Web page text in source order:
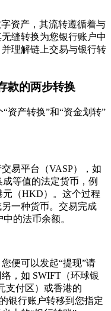
资产，其流转遵循着与
缝转换为您银行账户中
理解链上交易与银行转
款的两步转换
资产转换”和“资金划转”
易平台（VASP），如
等值的法定货币，例
（HKD）。这个过程
一种货币。交易完成
的法币余额。
便可以发起“提现”请
，如 SWIFT（环球银
支付区）或香港的
银行账户转移到您指定